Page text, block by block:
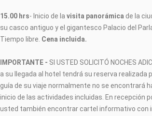
15.00 hrs- Inicio de lavisita panorámica de la
su casco antiguo y el gigantesco Palacio del
Tiempo libre. Cena incluida.
IMPORTANTE - SI USTED SOLICITÓ NOCHES
a su llegada al hotel tendrá su reserva realizada
guía de su viaje normalmente no se encontrará
inicio de las actividades incluidas. En recepción
usted también encontrar cartel informativo con